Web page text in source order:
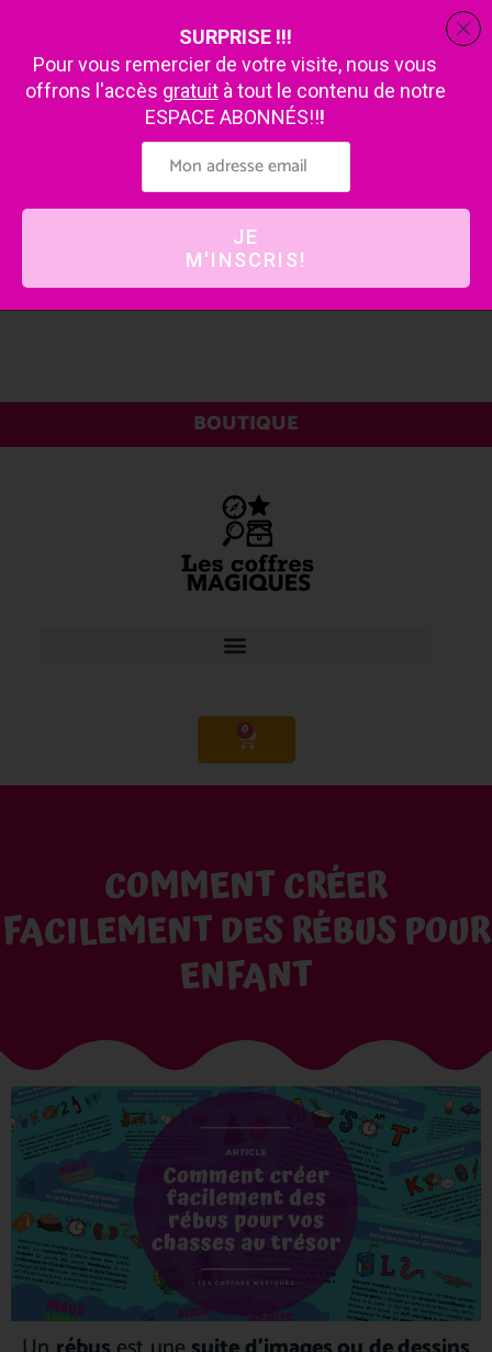
BOUTIQUE
0
COMMENT CRÉER
FACILEMENT DES RÉBUS POUR
ENFANT
SURPRISE !!!
Pour vous remercier de votre visite, nous vous
offrons l'accès gratuità tout le contenu de notre
ESPACE ABONNÉS!!!
JE
M'INSCRIS!